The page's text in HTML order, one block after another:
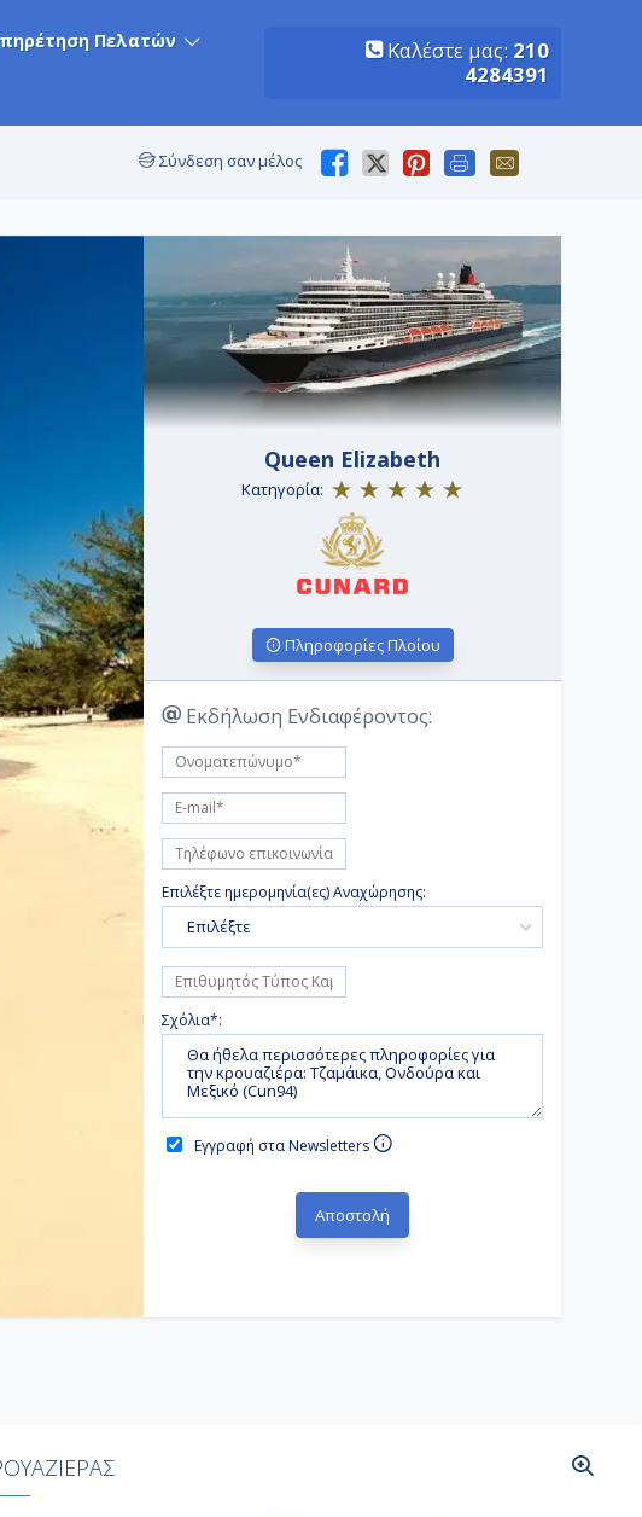
Πελατών
Καλέστε μας: 210
4284391
Σύνδεση σαν μέλος
Queen Elizabeth
Κατηγορία:
Πληροφορίες Πλοίου
Εκδήλωση Ενδιαφέροντος:
Επιλέξτε ημερομηνία(ες) Αναχώρησης:
Επιλέξτε
Σχόλια*:
Εγγραφή στα Newsletters